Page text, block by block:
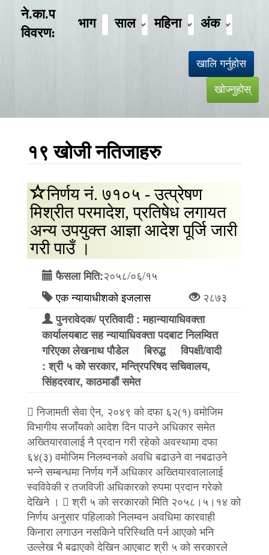
ने.का.प
विवरण:
भाग साल महिना अंक
१९ खोजी नतिजाहरु
निर्णय नं. ७१०५ - उत्प्रेषण
मिश्रीत परमादेश, प्रतिषेध लगायत
अन्य उपयुक्त आज्ञा आदेश पूर्जि जारी
गरी पाउँ ।
फैसला मिति:२०५८/०६/१५
एक न्यायाधीशको इजलास
२८७३
पुनरावेदक/ प्रतिवादी : महान्यायाधिवक्ता
कार्यालयबाट सह न्यायाधिवक्ता पदबाट निलम्वित
गरिएका लेखनाथ पौडेल
बिरुद्ध
विपक्षी/वादी
: श्री ५ को सरकार, मन्त्रिपरिषद सचिवालय,
सिंहदरवार, काठमाडौं समेत
 निजामती सेवा ऐन, २०४९ को दफा ६२(१) वमोजिम
विभागीय सजाँयको आदेश दिन पाउने अधिकार समेत
अख्तियारवालाई नै प्रदान गरी रहेको अवस्थामा दफा
६४(३) वमोजिम निलम्वनको अवधि बढाउने वा नबढाउने
भन्ने सम्बन्धमा निर्णय गर्ने अधिकार अख्तियारवालालाई
स्वविवेकी र तजविजी अधिकारको रुपमा प्रदान गरेको
देखिने ।  श्री ५ को सरकारको मिति २०५८।५।१४ को
निर्णय अनुसार पहिलाको निलम्वन अवधिमा कारवाही
किनारा लगाउन नसकिने परिस्थिति पर्न आएको भनि
उल्लेख भै बढाएको देखिन आएबाट श्री ५ को सरकारले